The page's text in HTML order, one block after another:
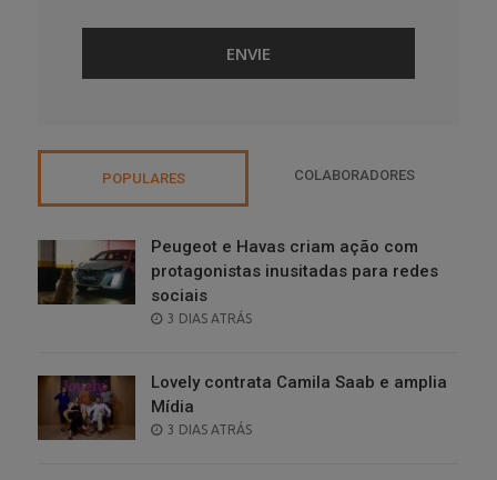
POPULARES COLABORADORES
Peugeot e Havas criam ação com
protagonistas inusitadas para redes
sociais
POSTED
3 DIAS ATRÁS
Lovely contrata Camila Saab e amplia
Mídia
POSTED
3 DIAS ATRÁS